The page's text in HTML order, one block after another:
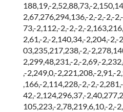
188,19,-2,52,88,73,-
2,67,276,294,136,-2,-2,-2,-
73,-2,112,-2,-2,-2,-
2,61,-2,-2,140,34,-2,204,-2,-
03,235,217,238,-2,-
2,299,48,231,-2,-2,69,-
,-2,249,0,-2,221,208,-2,91,-
,166,-2,114,228,-2,-2,-
42,-2,124,296,37,-
105,223,-2,78,219,6,10,-2,-